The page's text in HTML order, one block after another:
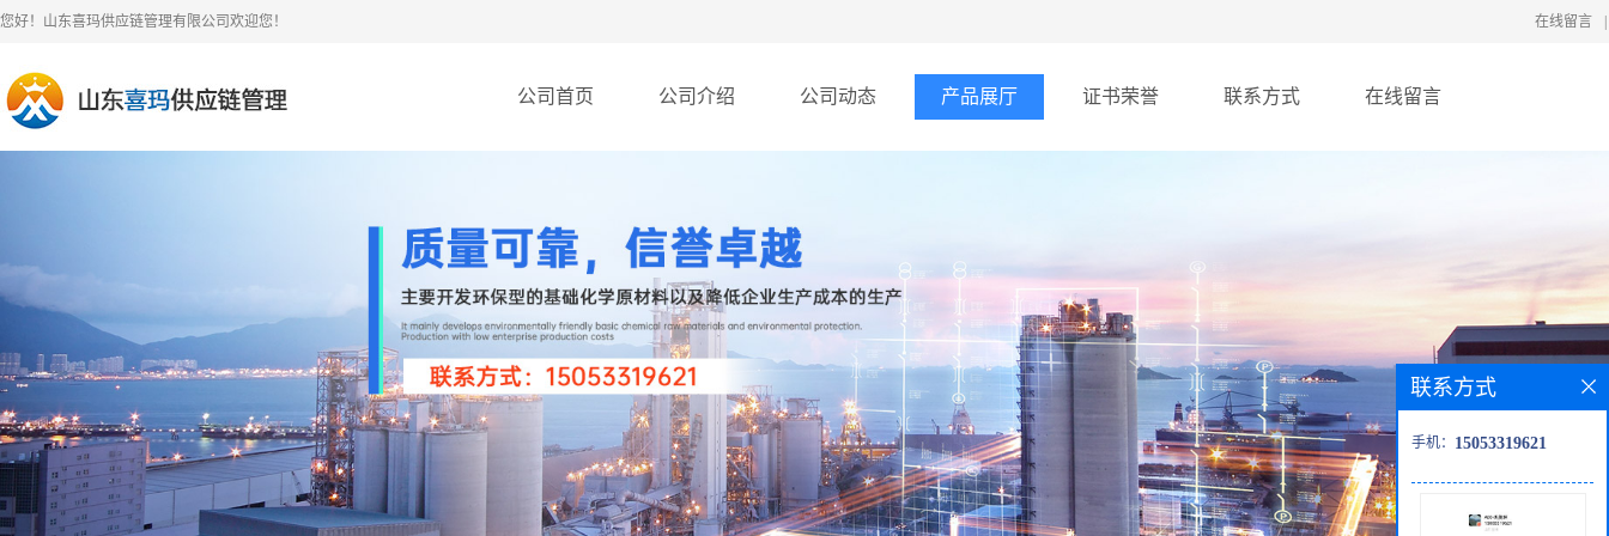
您好！山东喜玛供应链管理有限公司欢迎您！ 在线留言
公司首页 公司介绍 公司动态 产品展厅 证书荣誉 联系方式 在线留言
联系方式
手机： 15053319621